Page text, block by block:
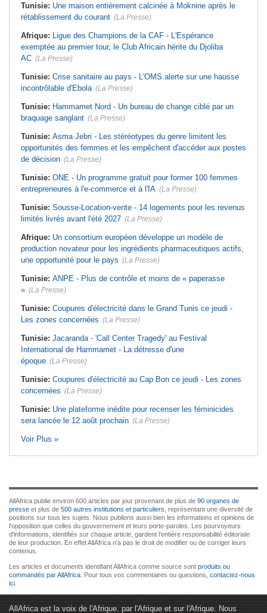
Tunisie: Une maison entièrement calcinée à Moknine après le
rétablissement du courant (La Presse)
Afrique: Ligue des Champions de la CAF - L'Espérance
exemptée au premier tour, le Club Africain hérite du Djoliba
AC (La Presse)
Tunisie: Crise sanitaire au pays - L'OMS alerte sur une hausse
incontrôlable d'Ebola (La Presse)
Tunisie: Hammamet Nord - Un bureau de change ciblé par un
braquage sanglant (La Presse)
Tunisie: Asma Jebri - Les stéréotypes du genre limitent les
opportunités des femmes et les empêchent d'accéder aux postes
de décision (La Presse)
Tunisie: ONE - Un programme gratuit pour former 100 femmes
entrepreneures à l'e-commerce et à l'IA (La Presse)
Tunisie: Sousse-Location-vente - 14 logements pour les revenus
limités livrés avant l'été 2027 (La Presse)
Afrique: Un consortium européen développe un modèle de
production novateur pour les ingrédients pharmaceutiques actifs,
une opportunité pour le pays (La Presse)
Tunisie: ANPE - Plus de contrôle et moins de « paperasse
» (La Presse)
Tunisie: Coupures d'électricité dans le Grand Tunis ce jeudi -
Les zones concernées (La Presse)
Tunisie: Jacaranda - 'Call Center Tragedy' au Festival
International de Hammamet - La détresse d'une
époque (La Presse)
Tunisie: Coupures d'électricité au Cap Bon ce jeudi - Les zones
concernées (La Presse)
Tunisie: Une plateforme inédite pour recenser les féminicides
sera lancée le 12 août prochain (La Presse)
Voir Plus »
AllAfrica publie environ 600 articles par jour provenant de plus de 90 organes de
presse et plus de 500 autres institutions et particuliers , représentant une diversité de
positions sur tous les sujets. Nous publions aussi bien les informations et opinions de
l'opposition que celles du gouvernement et leurs porte-paroles. Les pourvoyeurs
d'informations, identifiés sur chaque article, gardent l'entière responsabilité éditoriale
de leur production. En effet AllAfrica n'a pas le droit de modifier ou de corriger leurs
contenus.
Les articles et documents identifiant AllAfrica comme source sont produits ou
commandés par AllAfrica . Pour tous vos commentaires ou questions, contactez-nous
ici
AllAfrica est la voix de l'Afrique. par l'Afrique et sur l'Afrique. Nous